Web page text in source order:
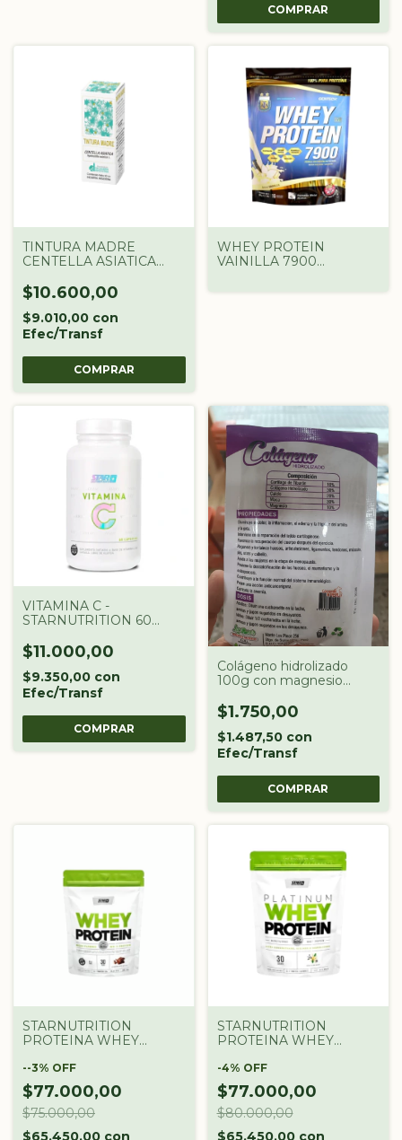
TINTURA MADRE
CENTELLA ASIATICA
ARGENTINA X 60 CC
$10.600,00
$9.010,00 con
Efec/Transf
WHEY PROTEIN
VAINILLA 7900
VITAMINA C -
STARNUTRITION 60
$11.000,00
$9.350,00 con
Efec/Transf
Colágeno hidrolizado
100g con magnesio
tiburon
$1.750,00
$1.487,50 con
Efec/Transf
STARNUTRITION
PROTEINA WHEY
Lb COOKIES & CREAM
--3% OFF
$77.000,00
$75.000,00
$65.450,00 con
STARNUTRITION
PROTEINA WHEY
Lb VAINILLA
-4% OFF
$77.000,00
$80.000,00
$65.450,00 con